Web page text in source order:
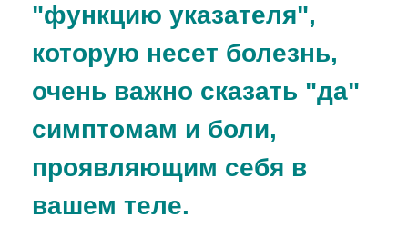
"функцию указателя",
которую несет болезнь,
очень важно сказать "да"
симптомам и боли,
проявляющим себя в
вашем теле.